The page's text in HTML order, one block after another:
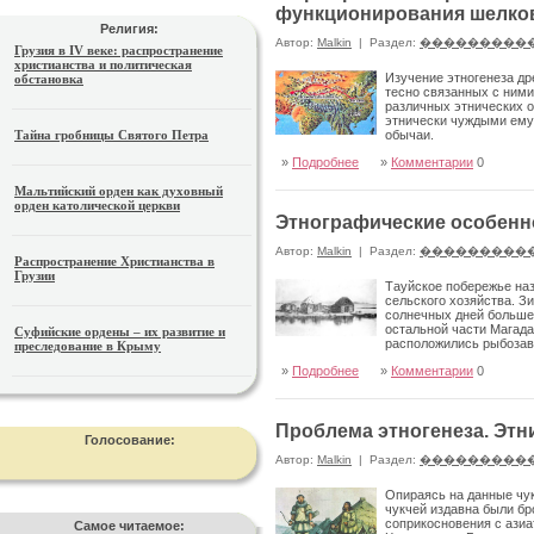
Религия:
Грузия в IV веке: распространение
христианства и политическая
обстановка
Тайна гробницы Святого Петра
Мальтийский орден как духовный
орден католической церкви
Распространение Христианства в
Грузии
Суфийские ордены – их развитие и
преследование в Крыму
Голосование:
Самое читаемое:
функционирования
Автор: Malkin | Раздел:
Изучение этногенеза
тесно связанных с
различных этни­ческих
этнически чуждыми
обычаи.
» Подробнее » Комментарии 0
Этнографические
Автор: Malkin | Раздел:
Тауйское побережье
сель­ского хозяйства.
солнечных дней
остальной части
расположились
» Подробнее » Комментарии 0
Проблема этногенеза.
Автор: Malkin | Раздел:
Опираясь на данные
чукчей издавна были
соприкосновения с